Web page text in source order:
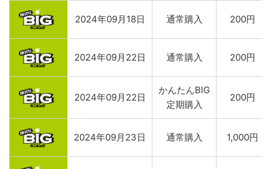
2024年09月18日 通常購入 200円
2024年09月22日 通常購入 200円
2024年09月22日
かんたんBIG
定期購入
200円
2024年09月23日 通常購入 1,000円